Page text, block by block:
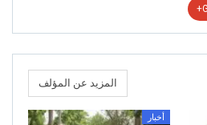
المزيد عن المؤلف
أخبار